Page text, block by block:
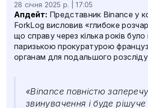
28 січня 2025 р. | 17:05
Апдейт: Представник Binance у
ForkLog висловив «глибоке
що справу через кілька років
паризькою прокуратурою
органам для подальшого
«Binance повністю
звинувачення і буде